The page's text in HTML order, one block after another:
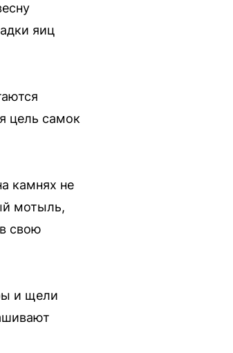
яиц
цель самок
камнях не
мотыль,
свою
и щели